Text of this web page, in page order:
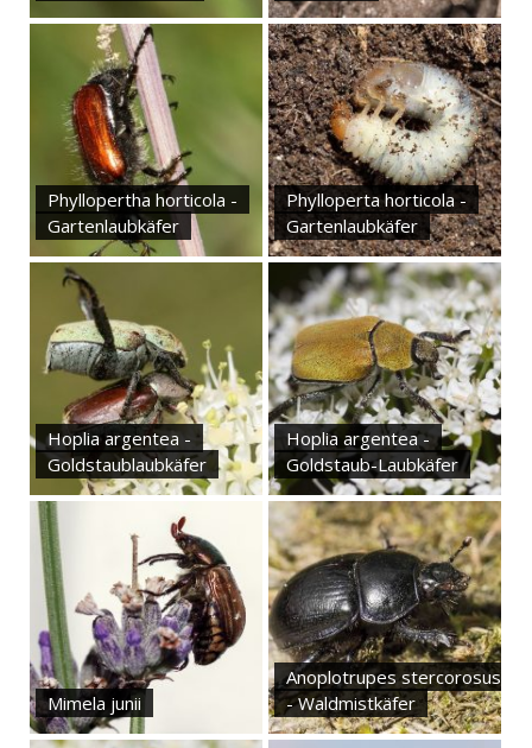
Phyllopertha horticola -
Gartenlaubkäfer
Phylloperta horticola -
Gartenlaubkäfer
Hoplia argentea -
Goldstaublaubkäfer
Hoplia argentea -
Goldstaub-Laubkäfer
Mimela junii
Anoplotrupes stercorosus
- Waldmistkäfer